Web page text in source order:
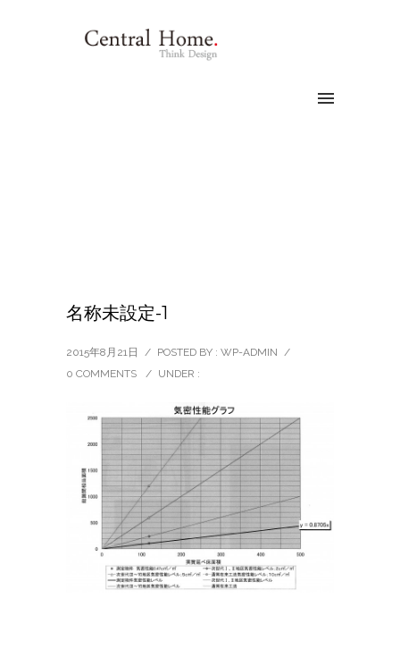
名称未設定-1
2015年8月21日 / POSTED BY : WP-ADMIN /
0 COMMENTS
/ UNDER :